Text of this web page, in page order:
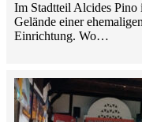
Im Stadtteil Alcides
Gelände einer
Einrichtung. Wo…